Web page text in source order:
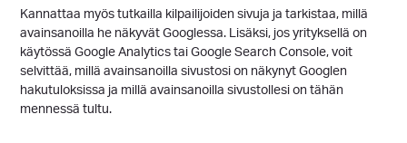
Kannattaa myös tutkailla kilpailijoiden sivuja ja tarkistaa, millä
avainsanoilla he näkyvät Googlessa. Lisäksi, jos yrityksellä on
käytössä Google Analytics tai Google Search Console, voit
selvittää, millä avainsanoilla sivustosi on näkynyt Googlen
hakutuloksissa ja millä avainsanoilla sivustollesi on tähän
mennessä tultu.